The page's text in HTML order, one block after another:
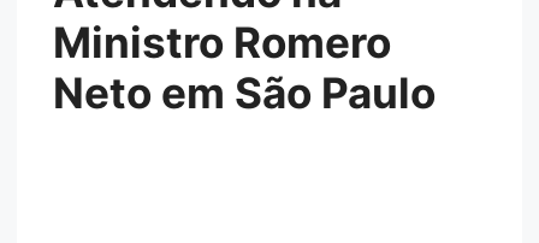
Ministro Romero
Neto em São Paulo